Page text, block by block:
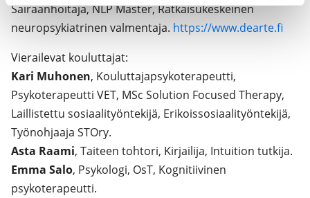
Sairaanhoitaja, NLP Master, Ratkaisukeskeinen
neuropsykiatrinen valmentaja. https://www.dearte.fi
Vierailevat kouluttajat:
Kari Muhonen, Kouluttajapsykoterapeutti,
Psykoterapeutti VET, MSc Solution Focused Therapy,
Laillistettu sosiaalityöntekijä, Erikoissosiaalityöntekijä,
Työnohjaaja STOry.
Asta Raami, Taiteen tohtori, Kirjailija, Intuition tutkija.
Emma Salo, Psykologi, OsT, Kognitiivinen
psykoterapeutti.